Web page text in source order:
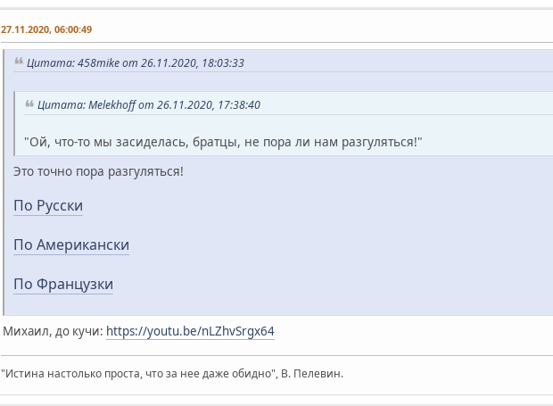
27.11.2020, 06:00:49
Цитата: 458mike от 26.11.2020, 18:03:33
Цитата: Melekhoff от 26.11.2020, 17:38:40
"Ой, что-то мы засиделась, братцы, не пора ли нам разгуляться!"
Это точно пора разгуляться!
По Русски
По Американски
По Французки
Михаил, до кучи: https://youtu.be/nLZhvSrgx64
"Истина настолько проста, что за нее даже обидно", В. Пелевин.